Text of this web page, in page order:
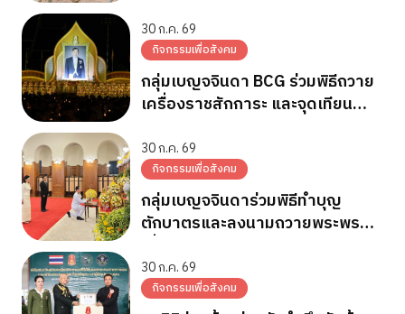
30 ก.ค. 69
กิจกรรมเพื่อสังคม
กลุ่มเบญจจินดา BCG ร่วมพิธีถวาย
เครื่องราชสักการะ และจุดเทียน
พระชนมพรรษา 28 ก.ค.2569
30 ก.ค. 69
กิจกรรมเพื่อสังคม
กลุ่มเบญจจินดาร่วมพิธีทำบุญ
ตักบาตรและลงนามถวายพระพร
พระบาทสมเด็จพระเจ้าอยู่หัว
30 ก.ค. 69
กิจกรรมเพื่อสังคม